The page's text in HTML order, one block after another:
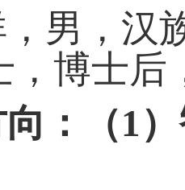
男，汉
，博士后
：（1